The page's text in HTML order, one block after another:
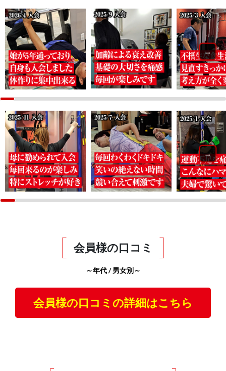
2026/02/17（火）
3月以降入会のお知らせ
2026/02/17（火）
お客様の実例/Voice 追加しました
１月以降入会のご案内
2025/10/11（土）
会社設立のお知らせ
→
→
会員様の口コミ
～年代 / 男女別～
会員様の口コミの詳細はこちら